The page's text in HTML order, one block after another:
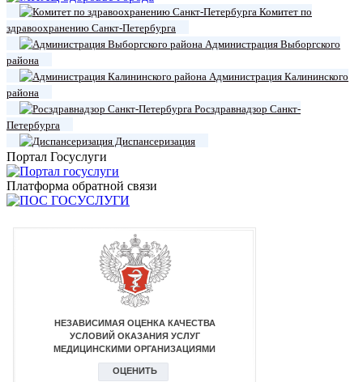
Комитет по
здравоохранению Санкт-Петербурга
Администрация Выборгского
района
Администрация Калининского
района
Росздравнадзор Санкт-
Петербурга
Диспансеризация
Портал Госуслуги
Платформа обратной связи